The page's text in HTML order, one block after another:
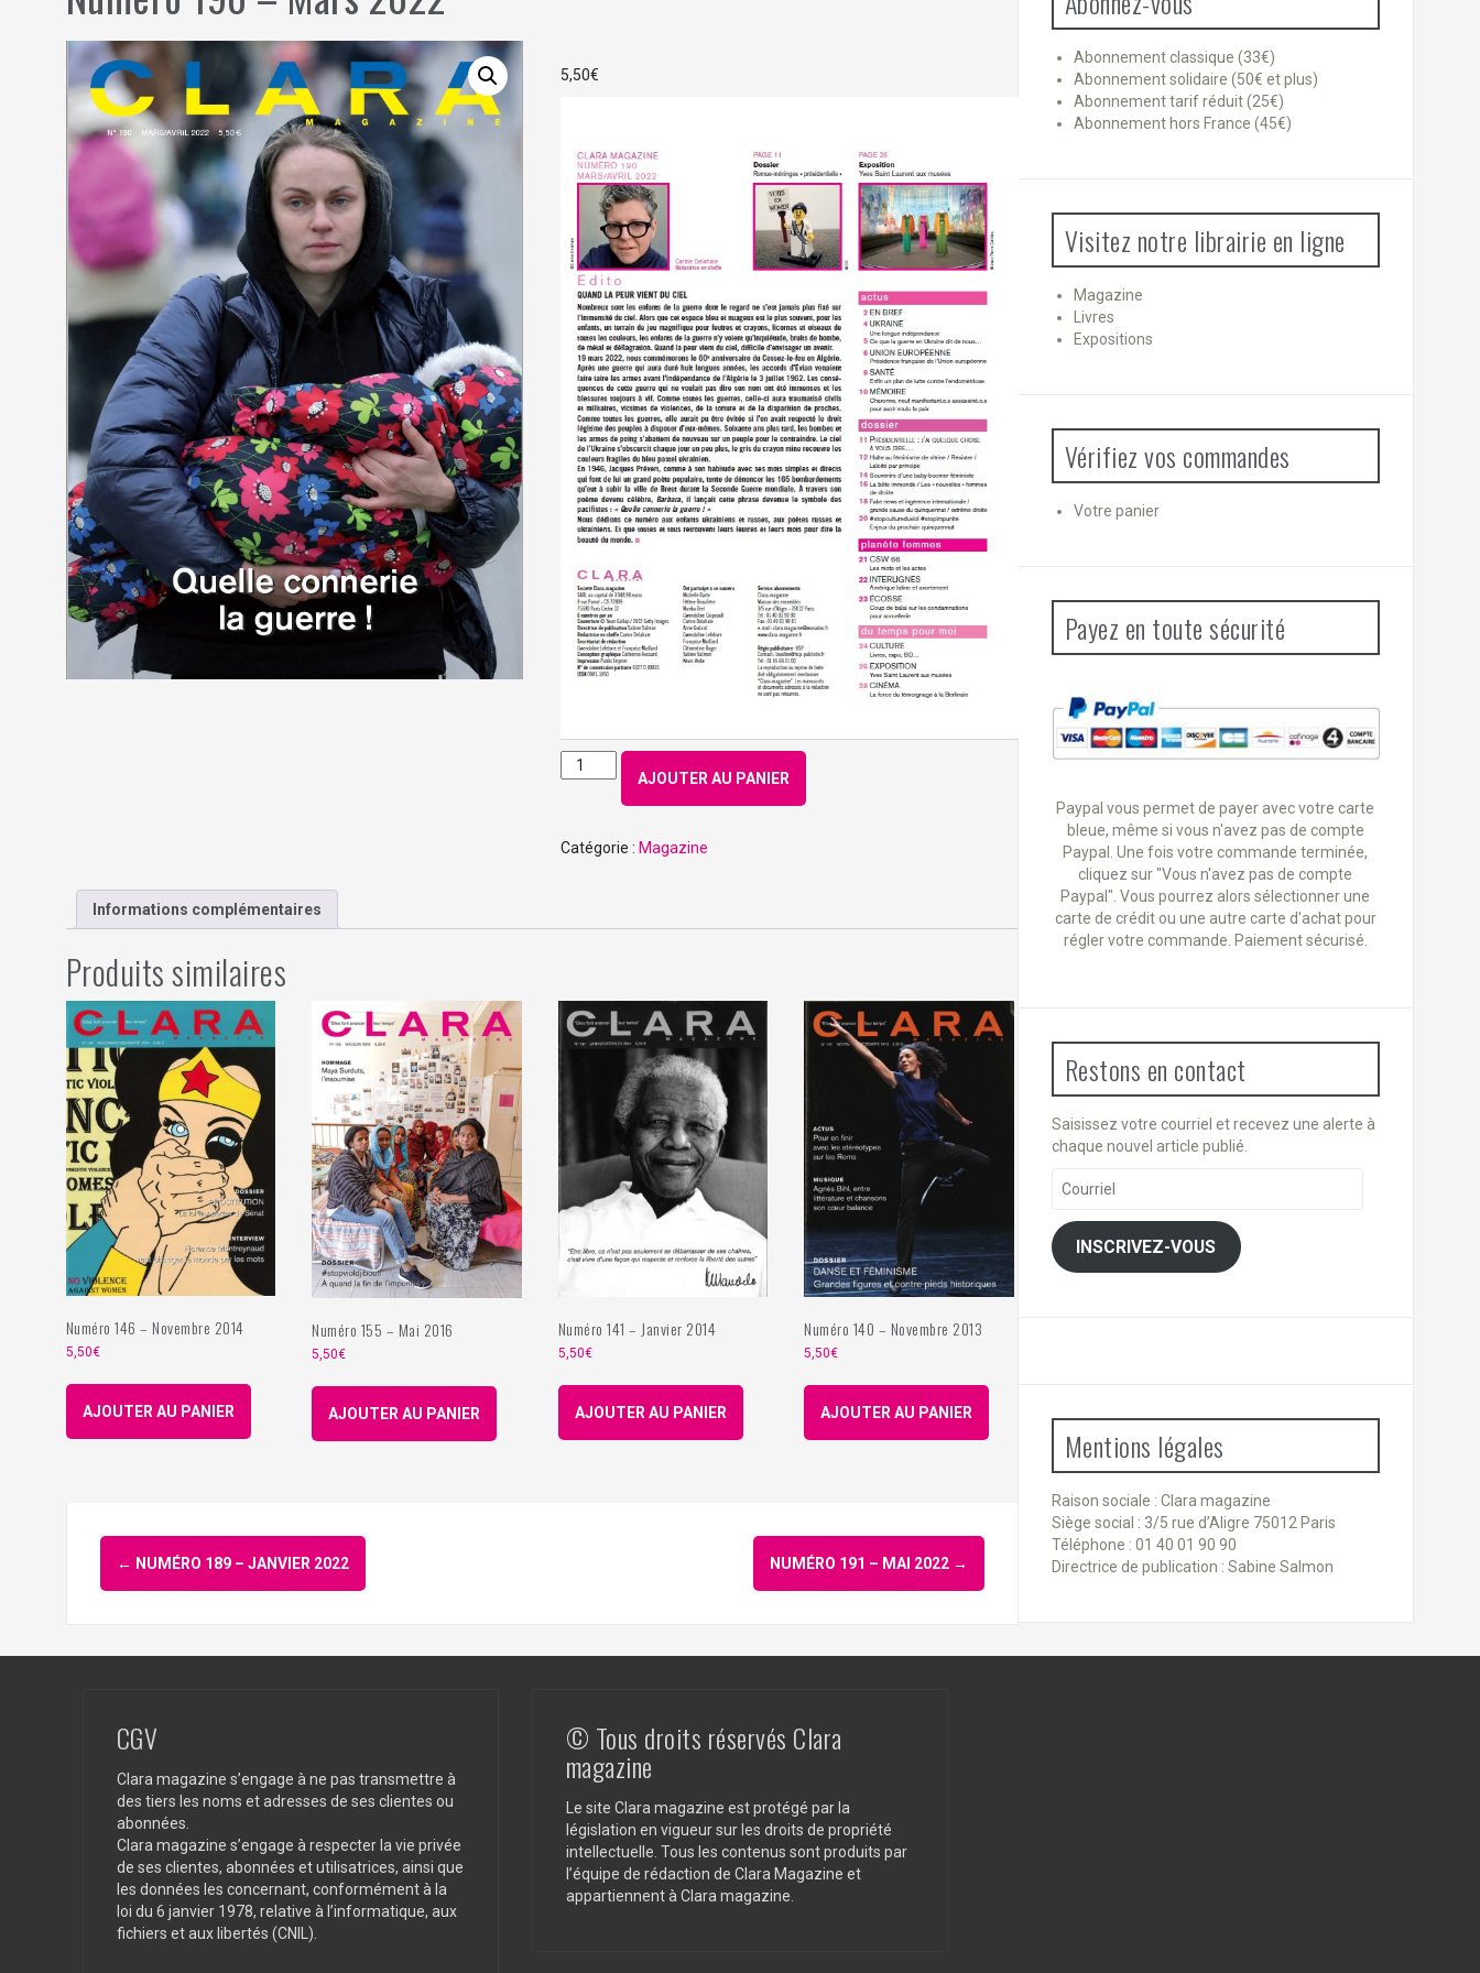
5,50€
quantité
de
-
AJOUTER AU PANIER
Catégorie : Magazine
Informations complémentaires
Produits similaires
Numéro 146 – Novembre 2014
5,50€
AJOUTER AU PANIER
Numéro 155 – Mai 2016
5,50€
AJOUTER AU PANIER
Numéro 141 – Janvier 2014
5,50€
AJOUTER AU PANIER
Numéro 140 – Novembre 2013
5,50€
AJOUTER AU PANIER
Navigation
d'article
← NUMÉRO 189 – JANVIER 2022 NUMÉRO 191 – MAI 2022 →
Abonnement classique (33€)
Abonnement solidaire (50€ et plus)
Abonnement tarif réduit (25€)
Abonnement hors France (45€)
Visitez notre librairie en ligne
Magazine
Livres
Expositions
Vérifiez vos commandes
Votre panier
Payez en toute sécurité
Paypal vous permet de payer avec votre carte
bleue, même si vous n'avez pas de compte
Paypal. Une fois votre commande terminée,
cliquez sur "Vous n'avez pas de compte
Paypal". Vous pourrez alors sélectionner une
carte de crédit ou une autre carte d'achat pour
régler votre commande. Paiement sécurisé.
Restons en contact
Saisissez votre courriel et recevez une alerte à
chaque nouvel article publié.
Courriel
INSCRIVEZ-VOUS
Mentions légales
Raison sociale : Clara magazine
Siège social : 3/5 rue d’Aligre 75012 Paris
Téléphone : 01 40 01 90 90
Directrice de publication : Sabine Salmon
CGV
Clara magazine s’engage à ne pas transmettre à
des tiers les noms et adresses de ses clientes ou
abonnées.
Clara magazine s’engage à respecter la vie privée
de ses clientes, abonnées et utilisatrices, ainsi que
les données les concernant, conformément à la
loi du 6 janvier 1978, relative à l’informatique, aux
fichiers et aux libertés (CNIL).
© Tous droits réservés Clara
magazine
Le site Clara magazine est protégé par la
législation en vigueur sur les droits de propriété
intellectuelle. Tous les contenus sont produits par
l’équipe de rédaction de Clara Magazine et
appartiennent à Clara magazine.